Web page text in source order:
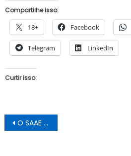
Compartilhe isso:
18+ Facebook
Telegram LinkedIn
Curtir isso:
Navegação
de
O SAAE “PEDE” QUE JOGUEM LIXO NAS RUAS